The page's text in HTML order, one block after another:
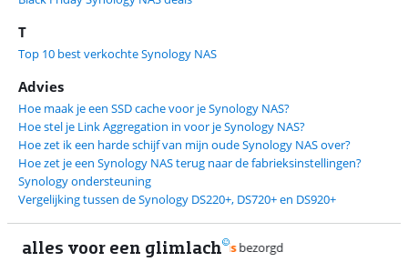
T
Top 10 best verkochte Synology NAS
Advies
Hoe maak je een SSD cache voor je Synology NAS?
Hoe stel je Link Aggregation in voor je Synology NAS?
Hoe zet ik een harde schijf van mijn oude Synology NAS over?
Hoe zet je een Synology NAS terug naar de fabrieksinstellingen?
Synology ondersteuning
Vergelijking tussen de Synology DS220+, DS720+ en DS920+
alles voor een glimlach